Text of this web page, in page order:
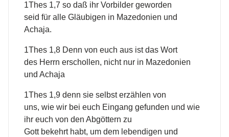
1Thes 1,7 so daß ihr Vorbilder geworden
seid für alle Gläubigen in Mazedonien und
Achaja.
1Thes 1,8 Denn von euch aus ist das Wort
des Herrn erschollen, nicht nur in Mazedonien
und Achaja
1Thes 1,9 denn sie selbst erzählen von
uns, wie wir bei euch Eingang gefunden und wie
ihr euch von den Abgöttern zu
Gott bekehrt habt, um dem lebendigen und